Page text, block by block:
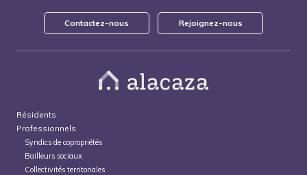
Contactez-nous Rejoignez-nous
Résidents
Professionnels
Syndics de copropriétés
Bailleurs sociaux
Collectivités territoriales